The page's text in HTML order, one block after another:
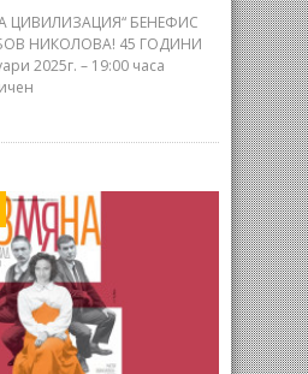
ЦИВИЛИЗАЦИЯ“ БЕНЕФИС
НИКОЛОВА! 45 ГОДИНИ
2025г. – 19:00 часа